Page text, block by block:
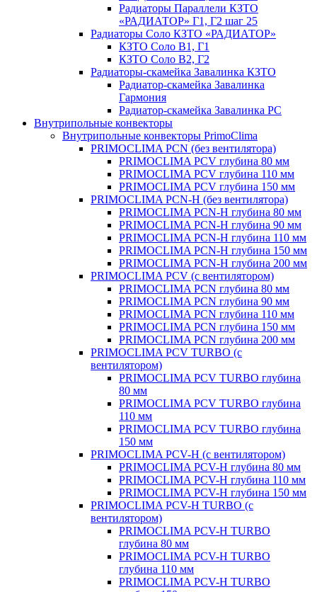
Радиаторы Параллели КЗТО
«РАДИАТОР» Г1, Г2 шаг 25
Радиаторы Соло КЗТО «РАДИАТОР»
КЗТО Соло В1, Г1
КЗТО Соло В2, Г2
Радиаторы-скамейка Завалинка КЗТО
Радиатор-скамейка Завалинка
Гармония
Радиатор-скамейка Завалинка РС
Внутрипольные конвекторы
Внутрипольные конвекторы PrimoClima
PRIMOCLIMA PCN (без вентилятора)
PRIMOCLIMA PCV глубина 80 мм
PRIMOCLIMA PCV глубина 110 мм
PRIMOCLIMA PCV глубина 150 мм
PRIMOCLIMA PCN-H (без вентилятора)
PRIMOCLIMA PCN-H глубина 80 мм
PRIMOCLIMA PCN-H глубина 90 мм
PRIMOCLIMA PCN-H глубина 110 мм
PRIMOCLIMA PCN-H глубина 150 мм
PRIMOCLIMA PCN-H глубина 200 мм
PRIMOCLIMA PCV (c вентилятором)
PRIMOCLIMA PCN глубина 80 мм
PRIMOCLIMA PCN глубина 90 мм
PRIMOCLIMA PCN глубина 110 мм
PRIMOCLIMA PCN глубина 150 мм
PRIMOCLIMA PCN глубина 200 мм
PRIMOCLIMA PCV TURBO (c
вентилятором)
PRIMOCLIMA PCV TURBO глубина
80 мм
PRIMOCLIMA PCV TURBO глубина
110 мм
PRIMOCLIMA PCV TURBO глубина
150 мм
PRIMOCLIMA PCV-H (c вентилятором)
PRIMOCLIMA PCV-H глубина 80 мм
PRIMOCLIMA PCV-H глубина 110 мм
PRIMOCLIMA PCV-H глубина 150 мм
PRIMOCLIMA PCV-H TURBO (c
вентилятором)
PRIMOCLIMA PCV-H TURBO
глубина 80 мм
PRIMOCLIMA PCV-H TURBO
глубина 110 мм
PRIMOCLIMA PCV-H TURBO